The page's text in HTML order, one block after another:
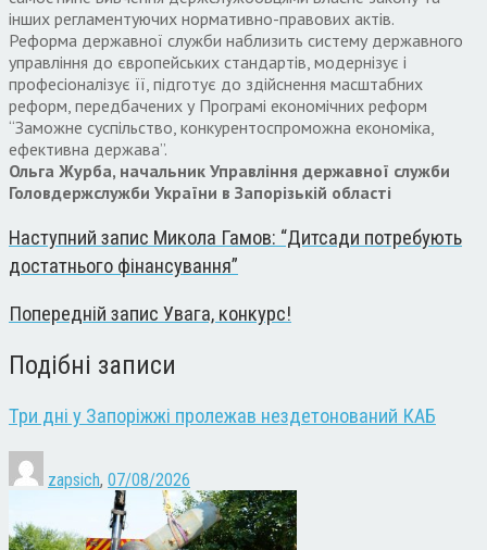
інших регламентуючих нормативно-правових актів.
Реформа державної служби наблизить систему державного
управління до європейських стандартів, модернізує і
професіоналізує її, підготує до здійснення масштабних
реформ, передбачених у Програмі економічних реформ
“Заможне суспільство, конкурентоспроможна економіка,
ефективна держава”.
Ольга Журба, начальник Управління державної служби
Головдержслужби України в Запорізькій області
Наступний запис Микола Гамов: “Дитсади потребують
достатнього фінансування”
Попередній запис Увага, конкурс!
Подібні записи
Три дні у Запоріжжі пролежав нездетонований КАБ
zapsich, 07/08/2026